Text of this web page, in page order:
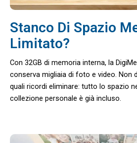
Stanco Di Spazio
Limitato?
Con 32GB di memoria interna, la
conserva migliaia di foto e video. Non
quali ricordi eliminare: tutto lo spazio
collezione personale è già incluso.